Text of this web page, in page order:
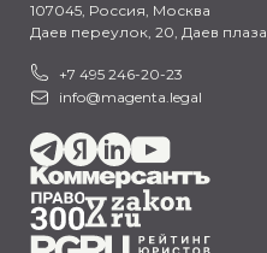
107045, Россия, Москва
Даев переулок, 20, Даев плаза
+7 495 246-20-23
info@magenta.legal